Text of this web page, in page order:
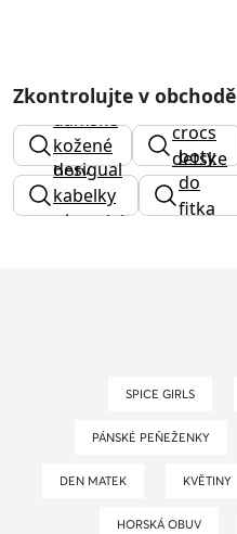
Zkontrolujte v obchodě
dámské
kožené
boty
crocs
detske
desigual
kabelky
výprodej
boty
do
fitka
SPICE GIRLS
PÁNSKÉ PEŇEŽENKY
DEN MATEK KVĚTINY
HORSKÁ OBUV